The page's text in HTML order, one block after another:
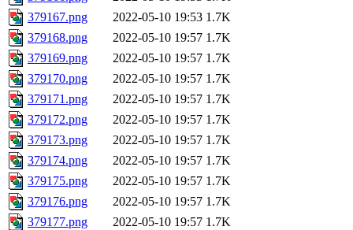
379167.png
2022-05-10 19:53 1.7K
379168.png
2022-05-10 19:57 1.7K
379169.png
2022-05-10 19:57 1.7K
379170.png
2022-05-10 19:57 1.7K
379171.png
2022-05-10 19:57 1.7K
379172.png
2022-05-10 19:57 1.7K
379173.png
2022-05-10 19:57 1.7K
379174.png
2022-05-10 19:57 1.7K
379175.png
2022-05-10 19:57 1.7K
379176.png
2022-05-10 19:57 1.7K
379177.png
2022-05-10 19:57 1.7K